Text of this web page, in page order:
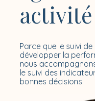
Gestion de la paye et
ressources humaines
Être prêt pour la
électronique
activité
Parce que le suivi
développer la
nous
le suivi des
bonnes décisions.